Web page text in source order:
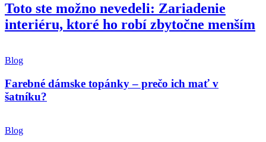
Toto ste možno nevedeli: Zariadenie
interiéru, ktoré ho robí zbytočne menším
Blog
Farebné dámske topánky – prečo ich mať v
šatníku?
Blog